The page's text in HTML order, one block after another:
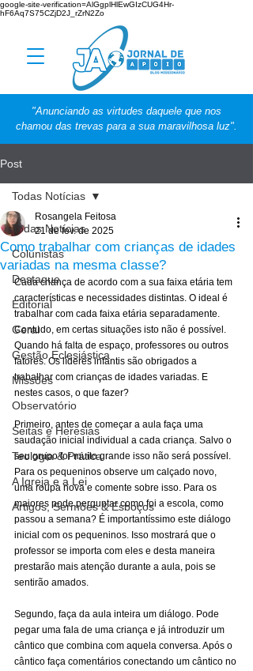
google-site-verification=AlGgplHlEwGIzCUG4Hr-
hF6Aq7S75CZjD2J_rZrN2Zo
"Anunciando as virtudes daquele que nos
chamou das trevas para a sua maravilhosa luz".
Post
Todas Notícias
Colunistas
Destaque
Editorial
Geral
Gestão Eclesiástica
Missões
Observatório
Seitas e Heresias
Teologia & Prática
A Igreja e a Lei
Artigos, Sermões & Esboços
Todas Notícias
Como trabalhar com crianças de idades
variadas na mesma classe?
Rosangela Feitosa
21 de fev. de 2025
Cada criança de acordo com a sua faixa etária tem
características e necessidades distintas. O ideal é
trabalhar com cada faixa etária separadamente.
Contudo, em certas situações isto não é possível.
Quando há falta de espaço, professores ou outros
fatores. Os líderes infantis são obrigados a
trabalhar com crianças de idades variadas. E
nestes casos, o que fazer?
Primeiro, antes de começar a aula faça uma
saudação inicial individual a cada criança. Salvo o
seu grupo for muito grande isso não será possível.
Para os pequeninos observe um calçado novo,
uma roupa nova e comente sobre isso. Para os
maiores pode perguntar como foi a escola, como
passou a semana? É importantíssimo este diálogo
inicial com os pequeninos. Isso mostrará que o
professor se importa com eles e desta maneira
prestarão mais atenção durante a aula, pois se
sentirão amados.
Segundo, faça da aula inteira um diálogo. Pode
pegar uma fala de uma criança e já introduzir um
cântico que combina com aquela conversa. Após o
cântico faça comentários conectando um cântico no